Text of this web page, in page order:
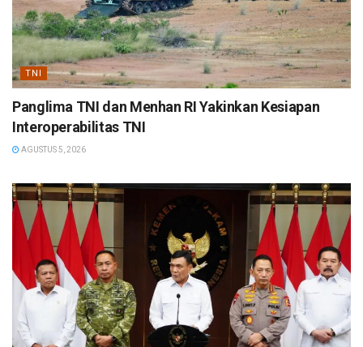
TNI
Panglima TNI dan Menhan RI Yakinkan Kesiapan
Interoperabilitas TNI
AGUSTUS 5, 2026